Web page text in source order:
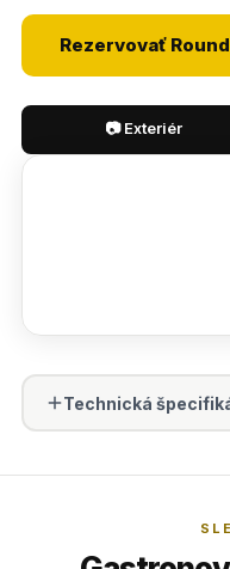
Rezervovať
📷 Exteriér
Technická